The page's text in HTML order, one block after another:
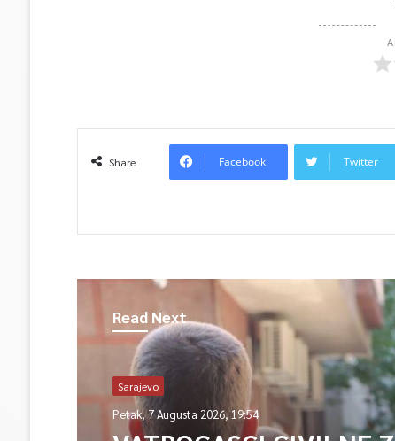
Share Facebook Twitter
Read Next
Sarajevo
Petak, 7 Augusta 2026, 19:54